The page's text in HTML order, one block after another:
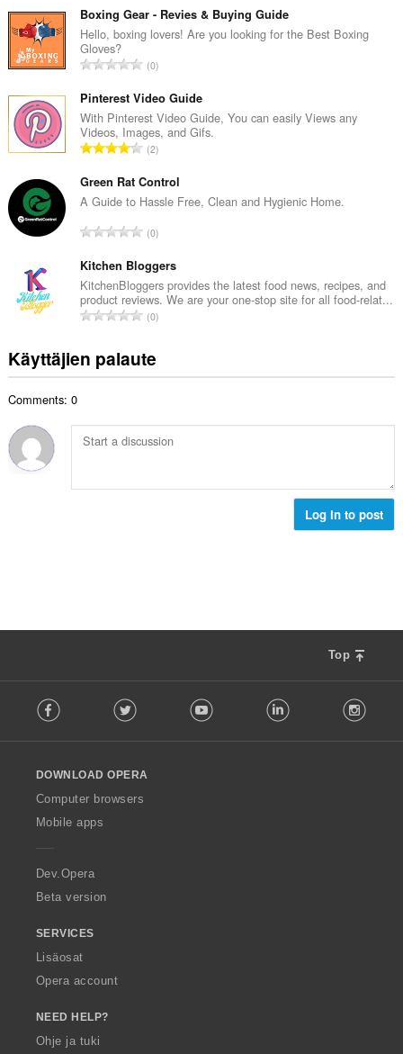
v
i
i
a
y
h
e
e
s
:
Boxing Gear - Revies & Buying Guide
Hello, boxing lovers! Are you looking for the Best Boxing
Gloves?
A
v
i
o
i
a
y
h
e
e
n
s
:
0
Pinterest Video Guide
With Pinterest Video Guide, You can easily Views any
Videos, Images, and Gifs.
A
v
i
i
a
y
h
e
n
:
2
Green Rat Control
A Guide to Hassle Free, Clean and Hygienic Home.
A
v
i
o
i
a
y
e
e
0
Kitchen Bloggers
KitchenBloggers provides the latest food news, recipes, and
product reviews. We are your one-stop site for all food-relat...
A
v
i
t
a
t
0
Käyttäjien palaute
Comments: 0
Log in to post
Top
o
w
O
p
a
Facebook Twitter Youtube LinkedIn
DOWNLOAD OPERA
Computer browsers
Mobile apps
Dev.Opera
Beta version
SERVICES
Lisäosat
Opera account
NEED HELP?
Ohje ja tuki